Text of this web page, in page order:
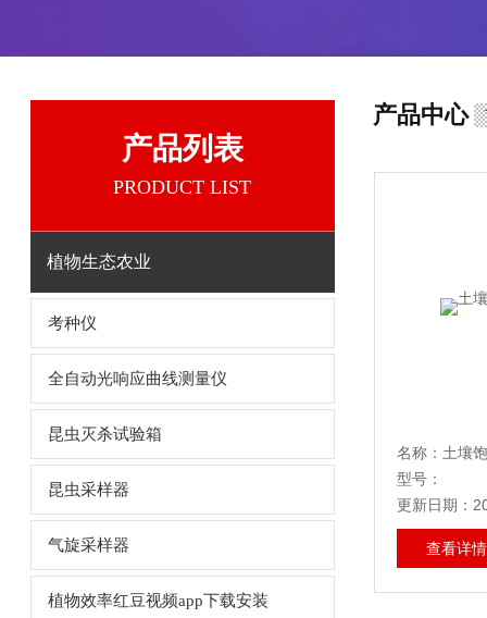
产品列表
PRODUCT LIST
植物生态农业
考种仪
全自动光响应曲线测量仪
昆虫灭杀试验箱
昆虫采样器
气旋采样器
植物效率红豆视频app下载安装
产品中心
名称：土
型号：
更新日期
查看详情